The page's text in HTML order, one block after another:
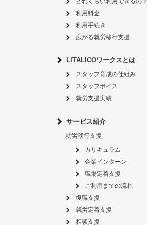
利用料金
利用手続き
広がる就労移行支援
LITALICOワークスとは
スタッフ育成の仕組み
スタッフボイス
就労支援実績
サービス紹介
就労移行支援
カリキュラム
企業インターン
職場定着支援
ご利用までの流れ
復職支援
就労定着支援
相談支援